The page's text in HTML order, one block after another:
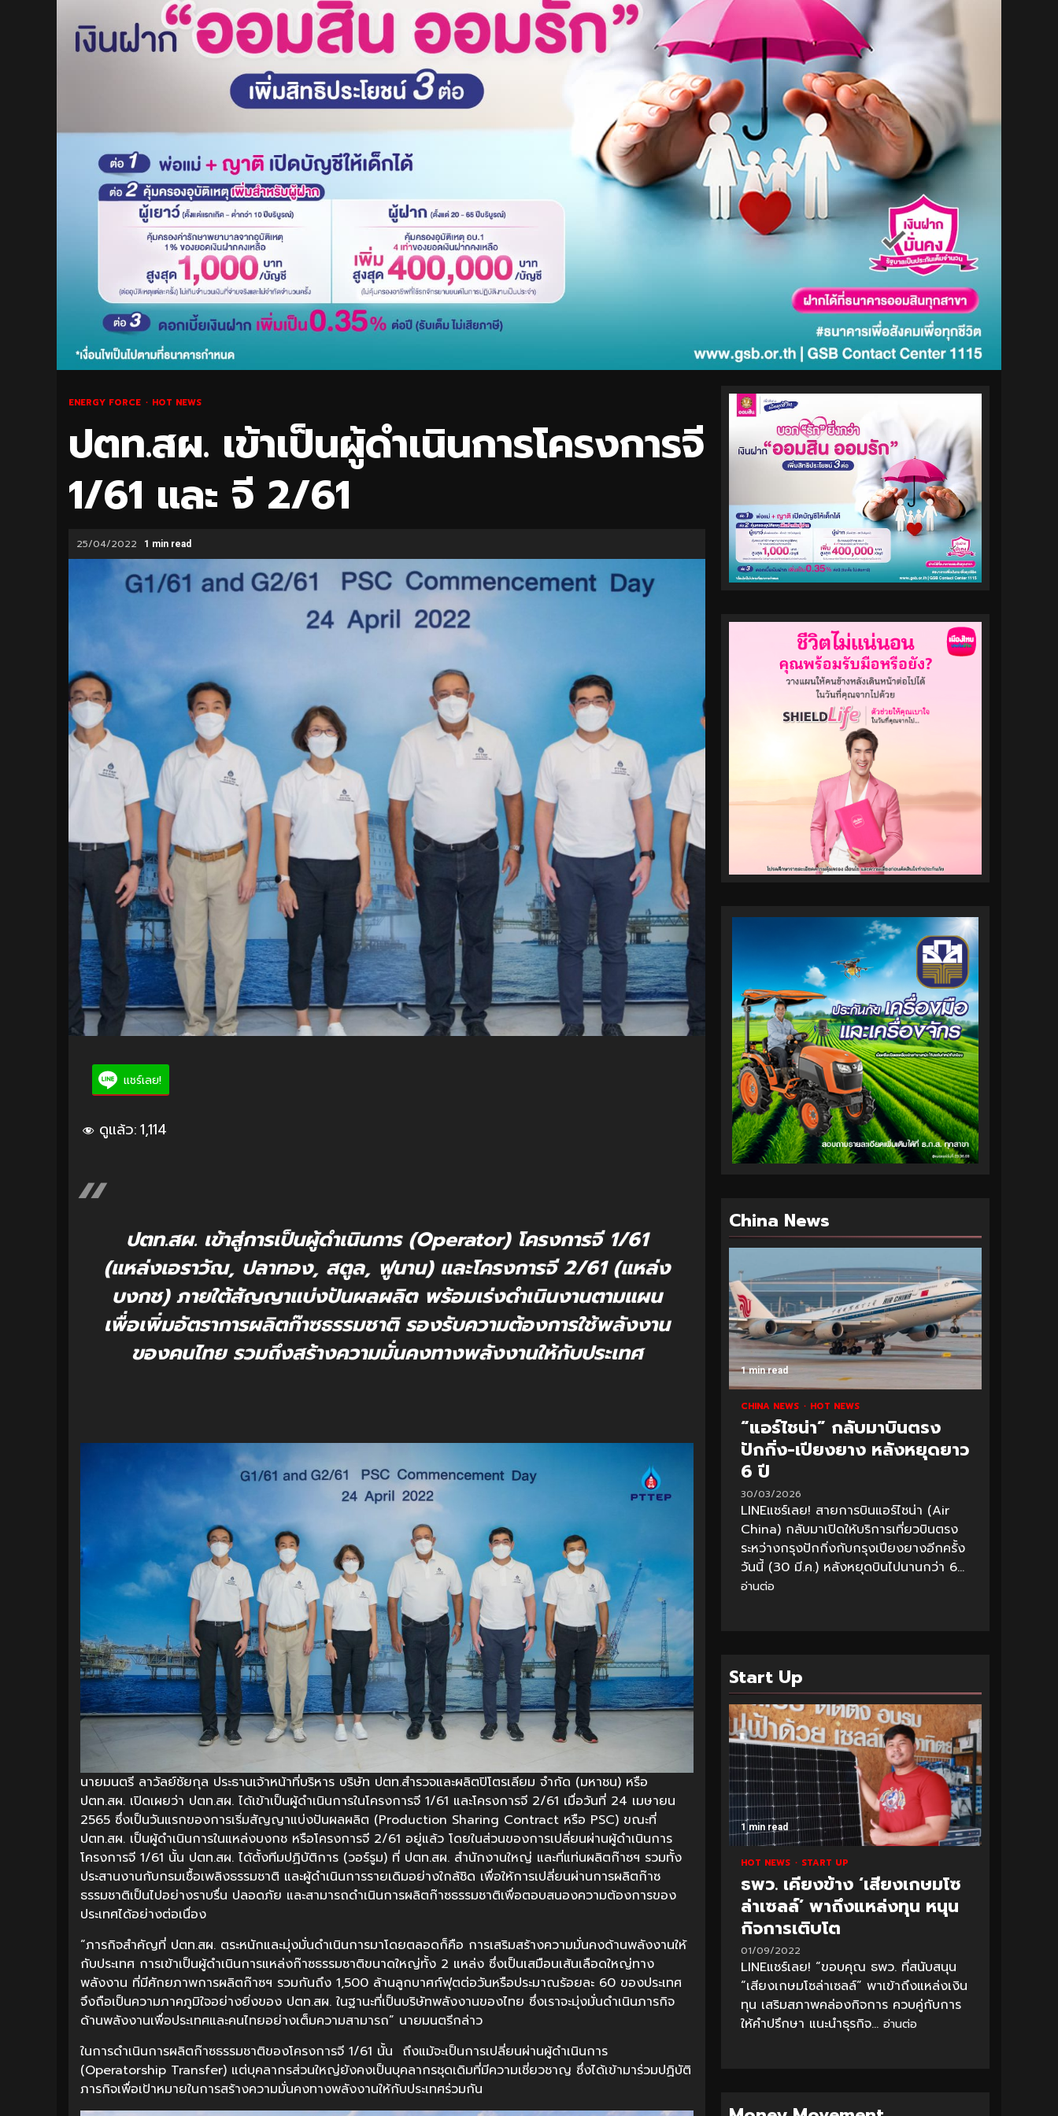
ENERGY FORCE HOT NEWS
ปตท.สผ. เข้าเป็นผู้ดำเนินการโครงการจี
1/61 และ จี 2/61
25/04/2022 1 min read
แชร์เลย!
ดูแล้ว:1,114
ปตท.สผ. เข้าสู่การเป็นผู้ดำเนินการ (Operator) โครงการจี 1/61
(แหล่งเอราวัณ, ปลาทอง, สตูล, ฟูนาน) และโครงการจี 2/61 (แหล่ง
บงกช) ภายใต้สัญญาแบ่งปันผลผลิต พร้อมเร่งดำเนินงานตามแผน
เพื่อเพิ่มอัตราการผลิตก๊าซธรรมชาติ รองรับความต้องการใช้พลังงาน
ของคนไทย รวมถึงสร้างความมั่นคงทางพลังงานให้กับประเทศ
นายมนตรี ลาวัลย์ชัยกุล ประธานเจ้าหน้าที่บริหาร บริษัท ปตท.สำรวจและผลิตปิโตรเลียม จำกัด (มหาชน) หรือ
ปตท.สผ. เปิดเผยว่า ปตท.สผ. ได้เข้าเป็นผู้ดำเนินการในโครงการจี 1/61 และโครงการจี 2/61 เมื่อวันที่ 24 เมษายน
2565 ซึ่งเป็นวันแรกของการเริ่มสัญญาแบ่งปันผลผลิต (Production Sharing Contract หรือ PSC) ขณะที่
ปตท.สผ. เป็นผู้ดำเนินการในแหล่งบงกช หรือโครงการจี 2/61 อยู่แล้ว โดยในส่วนของการเปลี่ยนผ่านผู้ดำเนินการ
โครงการจี 1/61 นั้น ปตท.สผ. ได้ตั้งทีมปฏิบัติการ (วอร์รูม) ที่ ปตท.สผ. สำนักงานใหญ่ และที่แท่นผลิตก๊าซฯ รวมทั้ง
ประสานงานกับกรมเชื้อเพลิงธรรมชาติ และผู้ดำเนินการรายเดิมอย่างใกล้ชิด เพื่อให้การเปลี่ยนผ่านการผลิตก๊าซ
ธรรมชาติเป็นไปอย่างราบรื่น ปลอดภัย และสามารถดำเนินการผลิตก๊าซธรรมชาติเพื่อตอบสนองความต้องการของ
ประเทศได้อย่างต่อเนื่อง
“ภารกิจสำคัญที่ ปตท.สผ. ตระหนักและมุ่งมั่นดำเนินการมาโดยตลอดก็คือ การเสริมสร้างความมั่นคงด้านพลังงานให้
กับประเทศ การเข้าเป็นผู้ดำเนินการแหล่งก๊าซธรรมชาติขนาดใหญ่ทั้ง 2 แหล่ง ซึ่งเป็นเสมือนเส้นเลือดใหญ่ทาง
พลังงาน ที่มีศักยภาพการผลิตก๊าซฯ รวมกันถึง 1,500 ล้านลูกบาศก์ฟุตต่อวันหรือประมาณร้อยละ 60 ของประเทศ
จึงถือเป็นความภาคภูมิใจอย่างยิ่งของ ปตท.สผ. ในฐานะที่เป็นบริษัทพลังงานของไทย ซึ่งเราจะมุ่งมั่นดำเนินภารกิจ
ด้านพลังงานเพื่อประเทศและคนไทยอย่างเต็มความสามารถ” นายมนตรีกล่าว
ในการดำเนินการผลิตก๊าซธรรมชาติของโครงการจี 1/61 นั้น ถึงแม้จะเป็นการเปลี่ยนผ่านผู้ดำเนินการ
(Operatorship Transfer) แต่บุคลากรส่วนใหญ่ยังคงเป็นบุคลากรชุดเดิมที่มีความเชี่ยวชาญ ซึ่งได้เข้ามาร่วมปฏิบัติ
ภารกิจเพื่อเป้าหมายในการสร้างความมั่นคงทางพลังงานให้กับประเทศร่วมกัน
China News
1 min read
CHINA NEWS HOT NEWS
“แอร์ไชน่า” กลับมาบินตรง
ปักกิ่ง-เปียงยาง หลังหยุดยาว
6 ปี
30/03/2026
LINEแชร์เลย! สายการบินแอร์ไชน่า (Air
China) กลับมาเปิดให้บริการเที่ยวบินตรง
ระหว่างกรุงปักกิ่งกับกรุงเปียงยางอีกครั้ง
วันนี้ (30 มี.ค.) หลังหยุดบินไปนานกว่า 6...
อ่านต่อ
Start Up
1 min read
HOT NEWS START UP
ธพว. เคียงข้าง ‘เสียงเกษมโซ
ล่าเซลล์’ พาถึงแหล่งทุน หนุน
กิจการเติบโต
01/09/2022
LINEแชร์เลย! “ขอบคุณ ธพว. ที่สนับสนุน
“เสียงเกษมโซล่าเซลล์” พาเข้าถึงแหล่งเงิน
ทุน เสริมสภาพคล่องกิจการ ควบคู่กับการ
ให้คำปรึกษา แนะนำธุรกิจ... อ่านต่อ